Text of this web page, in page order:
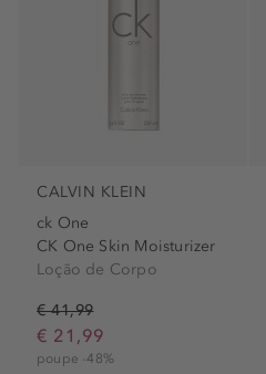
CALVIN KLEIN
ck One
CK One Skin Moisturizer
Loção de Corpo
€ 41,99
€ 21,99
poupe -48%